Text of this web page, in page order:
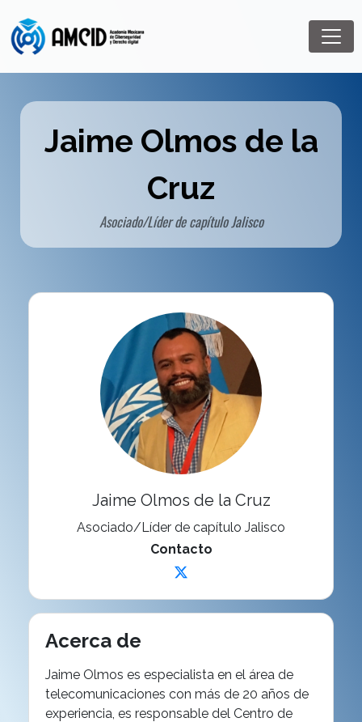
Jaime Olmos de la
Cruz
Asociado/Líder de capítulo Jalisco
Jaime Olmos de la Cruz
Asociado/Líder de capítulo Jalisco
Contacto
Acerca de
Jaime Olmos es especialista en el área de
telecomunicaciones con más de 20 años de
experiencia, es responsable del Centro de